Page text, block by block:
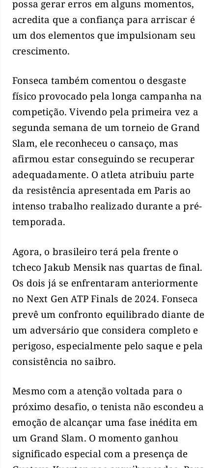
possa gerar erros em alguns momentos,
acredita que a confiança para arriscar é
um dos elementos que impulsionam seu
crescimento.
Fonseca também comentou o desgaste
físico provocado pela longa campanha na
competição. Vivendo pela primeira vez a
segunda semana de um torneio de Grand
Slam, ele reconheceu o cansaço, mas
afirmou estar conseguindo se recuperar
adequadamente. O atleta atribuiu parte
da resistência apresentada em Paris ao
intenso trabalho realizado durante a pré-
temporada.
Agora, o brasileiro terá pela frente o
tcheco Jakub Mensik nas quartas de final.
Os dois já se enfrentaram anteriormente
no Next Gen ATP Finals de 2024. Fonseca
prevê um confronto equilibrado diante de
um adversário que considera completo e
perigoso, especialmente pelo saque e pela
consistência no saibro.
Mesmo com a atenção voltada para o
próximo desafio, o tenista não escondeu a
emoção de alcançar uma fase inédita em
um Grand Slam. O momento ganhou
significado especial com a presença de